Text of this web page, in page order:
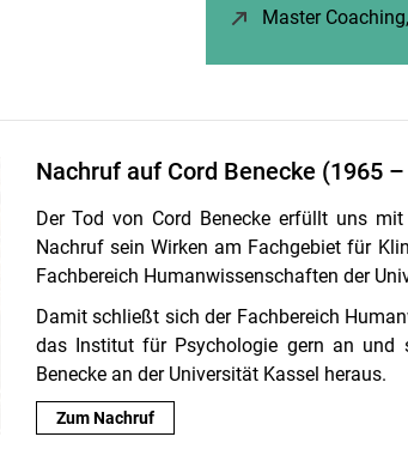
Master
Nachruf auf Cord Benecke (1965
Der Tod von Cord Benecke erfüllt uns
Nachruf sein Wirken am Fachgebiet für
Fachbereich Humanwissenschaften der
Damit schließt sich der Fachbereich
das Institut für Psychologie gern an und
Benecke an der Universität Kassel heraus.
Zum Nachruf